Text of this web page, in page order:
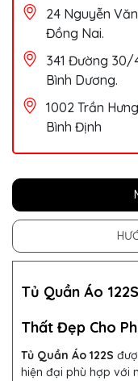
24 Nguyễn
Đồng Nai.
341 Đường 30/
Bình Dương.
1002 Trần
Bình Định
Tủ Quần Áo
Thất Đẹp Cho
Tủ Quần Áo 122S
hiện đại phù hợp với